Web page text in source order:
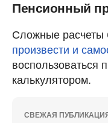
Пенсионный
Сложные расчеты
произвести и
воспользоваться
калькулятором.
СВЕЖАЯ